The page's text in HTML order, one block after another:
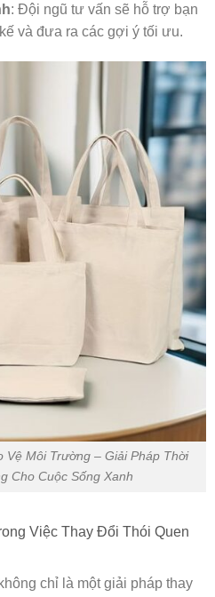
: Đội ngũ tư vấn sẽ hỗ trợ bạn
và đưa ra các gợi ý tối ưu.
Vệ Môi Trường – Giải Pháp Thời
Cho Cuộc Sống Xanh
Việc Thay Đổi Thói Quen
chỉ là một giải pháp thay